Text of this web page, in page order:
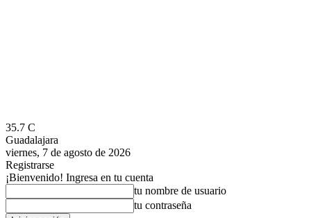
35.7 C
Guadalajara
viernes, 7 de agosto de 2026
Registrarse
¡Bienvenido! Ingresa en tu cuenta
tu nombre de usuario
tu contraseña